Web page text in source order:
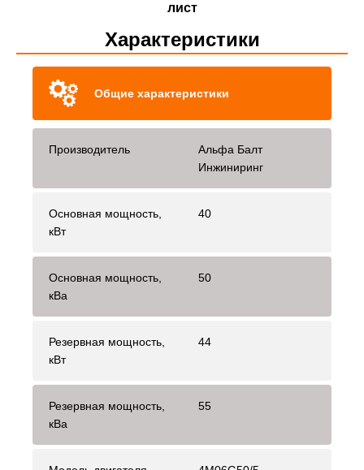
лист
Характеристики
Общие характеристики
Производитель
Альфа Балт
Инжиниринг
Основная мощность,
кВт
40
Основная мощность,
кВа
50
Резервная мощность,
кВт
44
Резервная мощность,
кВа
55